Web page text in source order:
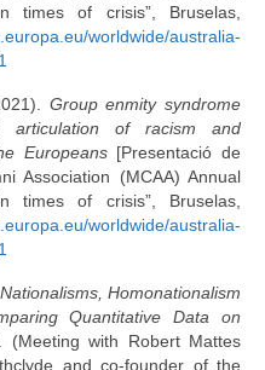
times of crisis”, Bruselas,
worldwide/australia-
Group enmity syndrome
articulation of racism and
Europeans[Presentació de
Association (MCAA) Annual
times of crisis”, Bruselas,
worldwide/australia-
Homonationalism
Quantitative Data on
. (Meeting with Robert Mattes
and co-founder of the